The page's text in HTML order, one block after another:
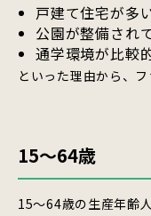
戸建て住宅が多
公園が整備され
通学環境が比較
といった理由から、
15〜64歳
15〜64歳の生産年齢